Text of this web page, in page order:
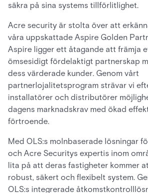
säkra på sina systems tillförlitlighet.
Acre security är stolta över att
våra uppskattade Aspire Golden
Aspire ligger ett åtagande att främja
ömsesidigt fördelaktigt partnerskap
dess värderade kunder. Genom vårt
partnerlojalitetsprogram strävar vi
installatörer och distributörer
dagens marknadskrav med ökad
förtroende.
Med OLS:s molnbaserade lösningar
och Acre Securitys expertis inom
lita på att deras fastigheter kommer
robust, säkert och flexibelt system.
OLS:s integrerade